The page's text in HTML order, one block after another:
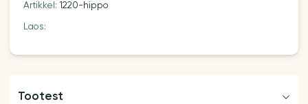
Artikkel:1220-hippo
Laos:
Tootest